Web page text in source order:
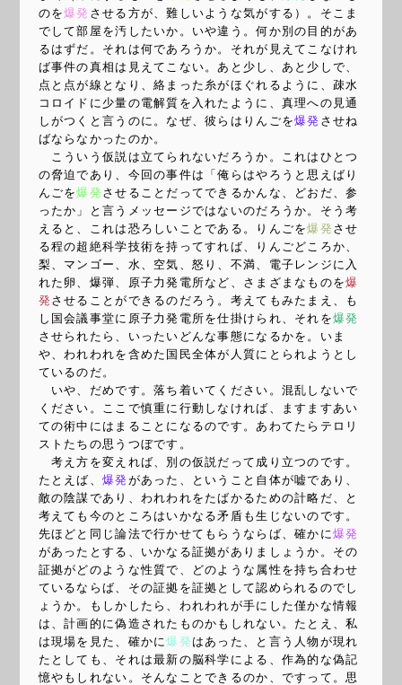
のを爆発 させる方が、難しいような気がする）。そこま
でして部屋を汚したいか。いや違う。何か別の目的があ
るはずだ。それは何であろうか。それが見えてこなけれ
ば事件の真相は見えてこない。あと少し、あと少しで、
点と点が線となり、絡まった糸がほぐれるように、疎水
コロイドに少量の電解質を入れたように、真理への見通
しがつくと言うのに。なぜ、彼らはりんごを爆発 させね
ばならなかったのか。
こういう仮説は立てられないだろうか。これはひとつ
の脅迫であり、今回の事件は「俺らはやろうと思えばり
んごを爆発 させることだってできるかんな、どおだ、参
ったか」と言うメッセージではないのだろうか。そう考
えると、これは恐ろしいことである。りんごを爆発 させ
る程の超絶科学技術を持ってすれば、りんごどころか、
梨、マンゴー、水、空気、怒り、不満、電子レンジに入
れた卵、爆弾、原子力発電所など、さまざまなものを爆
発 させることができるのだろう。考えてもみたまえ、も
し国会議事堂に原子力発電所を仕掛けられ、それを爆発
させられたら、いったいどんな事態になるかを。いま
や、われわれを含めた国民全体が人質にとられようとし
ているのだ。
いや、だめです。落ち着いてください。混乱しないで
ください。ここで慎重に行動しなければ、ますますあい
ての術中にはまることになるのです。あわてたらテロリ
ストたちの思うつぼです。
考え方を変えれば、別の仮説だって成り立つのです。
たとえば、 爆発があった、ということ自体が嘘であり、
敵の陰謀であり、われわれをたばかるための計略だ、と
考えても今のところはいかなる矛盾も生じないのです。
先ほどと同じ論法で行かせてもらうならば、確かに爆発
があったとする、いかなる証拠がありましょうか。その
証拠がどのような性質で、どのような属性を持ち合わせ
ているならば、その証拠を証拠として認められるのでし
ょうか。もしかしたら、われわれが手にした僅かな情報
は、計画的に偽造されたものかもしれない。たとえ、私
は現場を見た、確かに爆発 はあった、と言う人物が現れ
たとしても、それは最新の脳科学による、作為的な偽記
憶やもしれない。そんなことできるのか、ですって。思